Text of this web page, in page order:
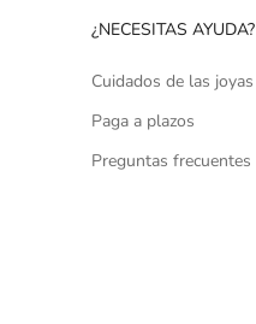
¿NECESITAS AYUDA?
Cuidados de las joyas
Paga a plazos
Preguntas frecuentes